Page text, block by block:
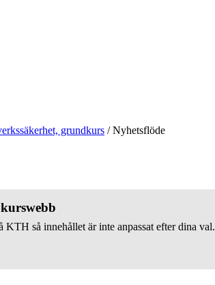
grundkurs /Nyhetsflöde
KTH så innehållet är inte anpassat efter dina val.